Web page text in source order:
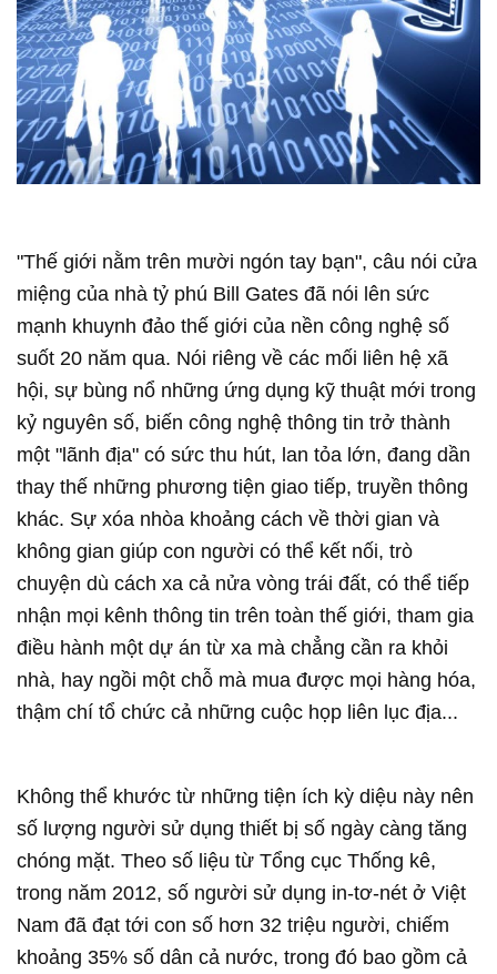
"Thế giới nằm trên mười ngón tay bạn", câu nói cửa
miệng của nhà tỷ phú Bill Gates đã nói lên sức
mạnh khuynh đảo thế giới của nền công nghệ số
suốt 20 năm qua. Nói riêng về các mối liên hệ xã
hội, sự bùng nổ những ứng dụng kỹ thuật mới trong
kỷ nguyên số, biến công nghệ thông tin trở thành
một "lãnh địa" có sức thu hút, lan tỏa lớn, đang dần
thay thế những phương tiện giao tiếp, truyền thông
khác. Sự xóa nhòa khoảng cách về thời gian và
không gian giúp con người có thể kết nối, trò
chuyện dù cách xa cả nửa vòng trái đất, có thể tiếp
nhận mọi kênh thông tin trên toàn thế giới, tham gia
điều hành một dự án từ xa mà chẳng cần ra khỏi
nhà, hay ngồi một chỗ mà mua được mọi hàng hóa,
thậm chí tổ chức cả những cuộc họp liên lục địa...
Không thể khước từ những tiện ích kỳ diệu này nên
số lượng người sử dụng thiết bị số ngày càng tăng
chóng mặt. Theo số liệu từ Tổng cục Thống kê,
trong năm 2012, số người sử dụng in-tơ-nét ở Việt
Nam đã đạt tới con số hơn 32 triệu người, chiếm
khoảng 35% số dân cả nước, trong đó bao gồm cả